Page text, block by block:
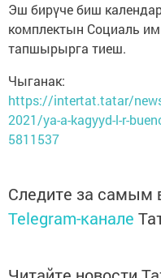
Эш бирүче биш
комплектын Социаль
тапшырырга тиеш.
Чыганак:
https://intertat.tatar/
2021/ya-a-kagyyd-l-r-
5811537
Следите за самым
Telegram-канале